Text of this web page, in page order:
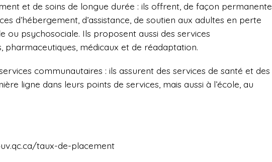
et de soins de longue durée : ils offrent, de façon permanente
d’hébergement, d’assistance, de soutien aux adultes en perte
ou psychosociale. Ils proposent aussi des services
pharmaceutiques, médicaux et de réadaptation.
communautaires : ils assurent des services de santé et des
ligne dans leurs points de services, mais aussi à l’école, au
taux-de-placement